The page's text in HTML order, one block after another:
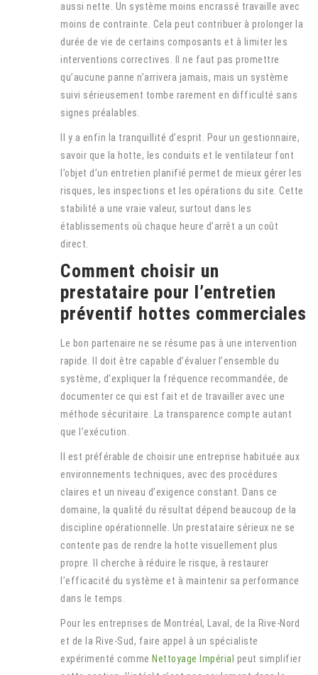
aussi nette. Un système moins encrassé travaille avec
moins de contrainte. Cela peut contribuer à prolonger la
durée de vie de certains composants et à limiter les
interventions correctives. Il ne faut pas promettre
qu’aucune panne n’arrivera jamais, mais un système
suivi sérieusement tombe rarement en difficulté sans
signes préalables.
Il y a enfin la tranquillité d’esprit. Pour un gestionnaire,
savoir que la hotte, les conduits et le ventilateur font
l’objet d’un entretien planifié permet de mieux gérer les
risques, les inspections et les opérations du site. Cette
stabilité a une vraie valeur, surtout dans les
établissements où chaque heure d’arrêt a un coût
direct.
Comment choisir un
prestataire pour l’entretien
préventif hottes commerciales
Le bon partenaire ne se résume pas à une intervention
rapide. Il doit être capable d’évaluer l’ensemble du
système, d’expliquer la fréquence recommandée, de
documenter ce qui est fait et de travailler avec une
méthode sécuritaire. La transparence compte autant
que l’exécution.
Il est préférable de choisir une entreprise habituée aux
environnements techniques, avec des procédures
claires et un niveau d’exigence constant. Dans ce
domaine, la qualité du résultat dépend beaucoup de la
discipline opérationnelle. Un prestataire sérieux ne se
contente pas de rendre la hotte visuellement plus
propre. Il cherche à réduire le risque, à restaurer
l’efficacité du système et à maintenir sa performance
dans le temps.
Pour les entreprises de Montréal, Laval, de la Rive-Nord
et de la Rive-Sud, faire appel à un spécialiste
expérimenté comme Nettoyage Impérial peut simplifier